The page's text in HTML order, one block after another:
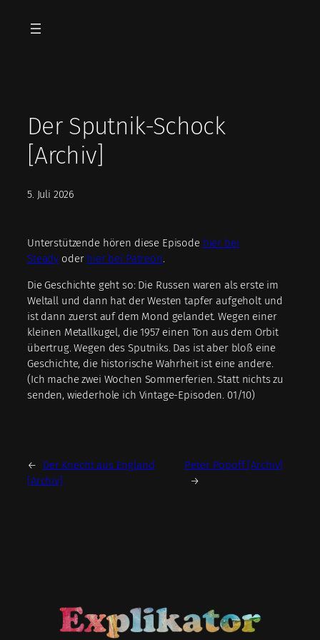
Inhalt
Der Sputnik-Schock
[Archiv]
5. Juli 2026
Unterstützende hören diese Episode hier bei
Steady oder hier bei Patreon.
Die Geschichte geht so: Die Russen waren als erste im
Weltall und dann hat der Westen tapfer aufgeholt und
ist dann zuerst auf dem Mond gelandet. Wegen einer
kleinen Metallkugel, die 1957 einen Ton aus dem Orbit
übertrug. Wegen des Sputniks. Das ist aber bloß eine
Geschichte, die historische Wahrheit ist eine andere.
(Ich mache zwei Wochen Sommerferien. Statt nichts zu
senden, wiederhole ich Vintage-Episoden. 01/10)
←
Der Knecht aus England
[Archiv]
Peter Popoff [Archiv]
→